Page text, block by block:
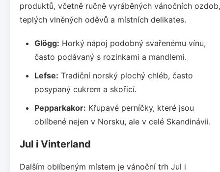
produktů, včetně ručně vyráběných vánočních ozdob,
teplých vlněných oděvů a místních delikates.
Glögg: Horký nápoj podobný svařenému vínu,
často podávaný s rozinkami a mandlemi.
Lefse: Tradiční norský plochý chléb, často
posypaný cukrem a skořicí.
Pepparkakor: Křupavé perníčky, které jsou
oblíbené nejen v Norsku, ale v celé Skandinávii.
Jul i Vinterland
Dalším oblíbeným místem je vánoční trh Jul i